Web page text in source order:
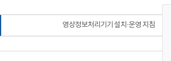
영상정보처리기기 설치·운영 지침